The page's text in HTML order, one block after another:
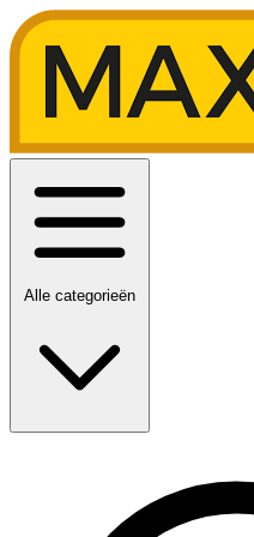
Alle categorieën